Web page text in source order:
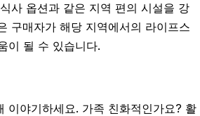
사 옵션과 같은 지역 편의 시설을 강
구매자가 해당 지역에서의 라이프스
이 될 수 있습니다.
이야기하세요. 가족 친화적인가요? 활